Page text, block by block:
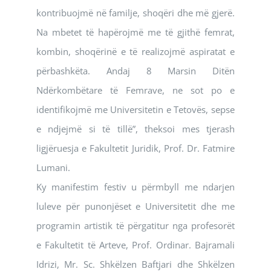
kontribuojmë në familje, shoqëri dhe më gjerë.
Na mbetet të hapërojmë me të gjithë femrat,
kombin, shoqërinë e të realizojmë aspiratat e
përbashkëta. Andaj 8 Marsin Ditën
Ndërkombëtare të Femrave, ne sot po e
identifikojmë me Universitetin e Tetovës, sepse
e ndjejmë si të tillë”, theksoi mes tjerash
ligjëruesja e Fakultetit Juridik, Prof. Dr. Fatmire
Lumani.
Ky manifestim festiv u përmbyll me ndarjen
luleve për punonjëset e Universitetit dhe me
programin artistik të përgatitur nga profesorët
e Fakultetit të Arteve, Prof. Ordinar. Bajramali
Idrizi, Mr. Sc. Shkëlzen Baftjari dhe Shkëlzen